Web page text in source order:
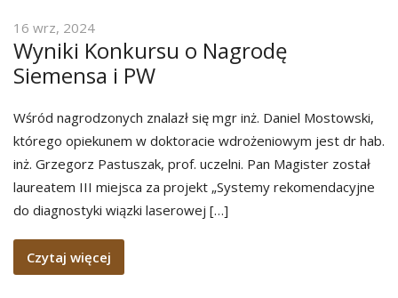
16 wrz, 2024
Wyniki Konkursu o Nagrodę
Siemensa i PW
Wśród nagrodzonych znalazł się mgr inż. Daniel Mostowski,
którego opiekunem w doktoracie wdrożeniowym jest dr hab.
inż. Grzegorz Pastuszak, prof. uczelni. Pan Magister został
laureatem III miejsca za projekt „Systemy rekomendacyjne
do diagnostyki wiązki laserowej […]
Czytaj więcej